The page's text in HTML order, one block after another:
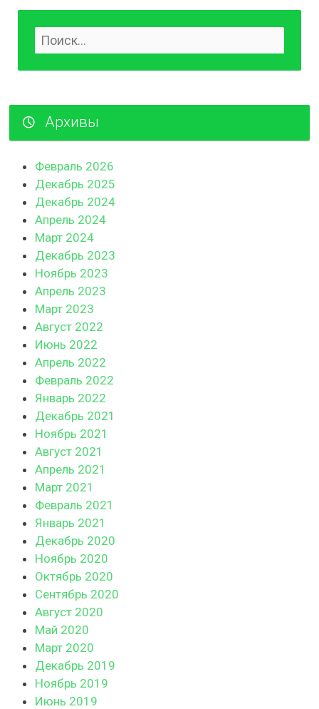
Архивы
Февраль 2026
Декабрь 2025
Декабрь 2024
Апрель 2024
Март 2024
Декабрь 2023
Ноябрь 2023
Апрель 2023
Март 2023
Август 2022
Июнь 2022
Апрель 2022
Февраль 2022
Январь 2022
Декабрь 2021
Ноябрь 2021
Август 2021
Апрель 2021
Март 2021
Февраль 2021
Январь 2021
Декабрь 2020
Ноябрь 2020
Октябрь 2020
Сентябрь 2020
Август 2020
Май 2020
Март 2020
Декабрь 2019
Ноябрь 2019
Июнь 2019